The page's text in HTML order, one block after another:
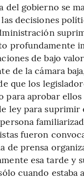
del gobierno se
decisiones
profundamente
de bajo
de la cámara
que los
para aprobar
ley para suprimir
fueron
de prensa
esa tarde y
cuando estaba